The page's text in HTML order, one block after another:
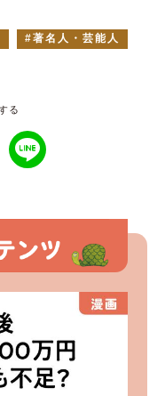
著名人・芸能人